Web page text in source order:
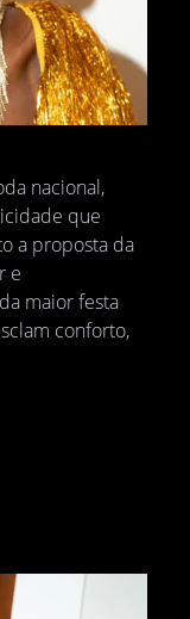
nacional,
que
a proposta da
e
maior festa
conforto,